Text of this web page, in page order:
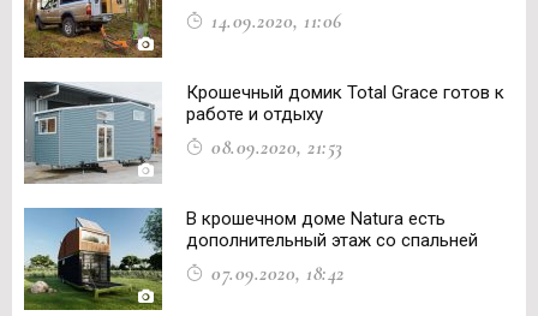
14.09.2020, 11:06
Крошечный домик Total Grace готов к
работе и отдыху
08.09.2020, 21:53
В крошечном доме Natura есть
дополнительный этаж со спальней
07.09.2020, 18:42